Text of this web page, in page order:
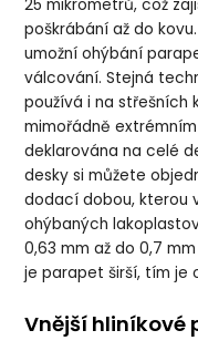
25 mikrometrů, což
poškrábání až do
umožní ohýbání
válcování. Stejná
používá i na střešních
mimořádně
deklarována na celé
desky si můžete
dodací dobou, kterou
ohýbaných
0,63 mm až do 0,7
je parapet širší, tím je
Vnější hliníkové